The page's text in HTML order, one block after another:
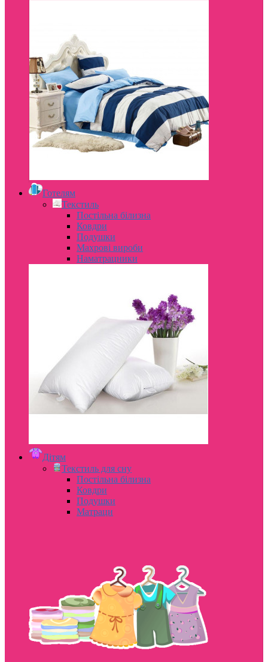
Готелям
Текстиль
Постільна білизна
Ковдри
Подушки
Махрові вироби
Наматрацники
Дітям
Текстиль для сну
Постільна білизна
Ковдри
Подушки
Матраци